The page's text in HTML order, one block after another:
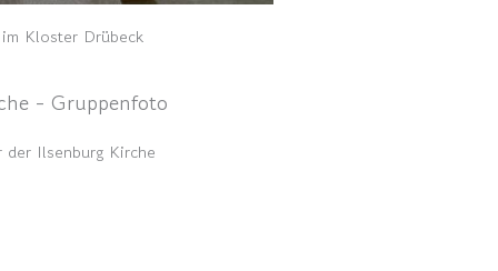
Kloster Drübeck
Ilsenburg Kirche